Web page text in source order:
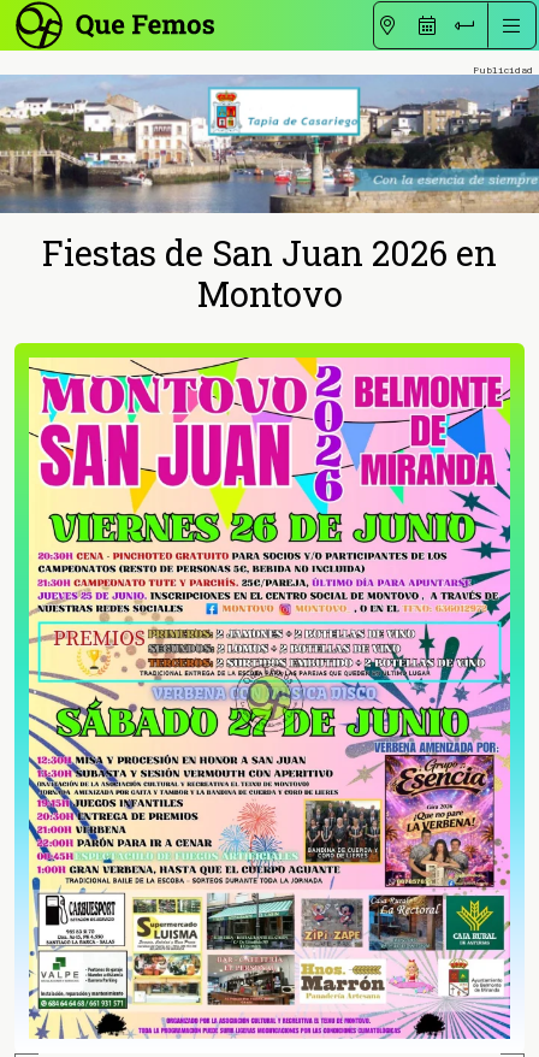
Fiestas de San Juan 2026 en
Montovo